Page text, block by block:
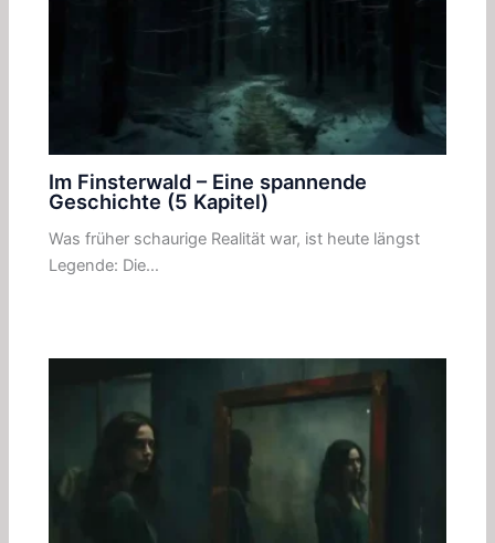
Im Finsterwald – Eine spannende
Geschichte (5 Kapitel)
Was früher schaurige Realität war, ist heute längst
Legende: Die…